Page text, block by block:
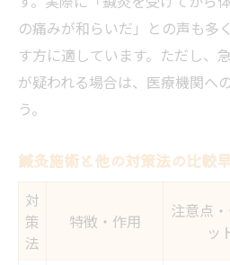
の痛みが和らいだ」との声も多
す方に適しています。ただし、
が疑われる場合は、医療機関へ
う。
鍼灸施術と他の対策法の比較
対
策
法
特徴・作用
注意点
ッ